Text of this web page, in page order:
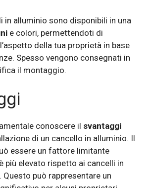
in alluminio sono disponibili in una
e colori, permettendoti di
della tua proprietà in base
Spesso vengono consegnati in
il montaggio.
conoscere il svantaggi
di un cancello in alluminio. Il
essere un fattore limitante
più elevato rispetto ai cancelli in
Questo può rappresentare un